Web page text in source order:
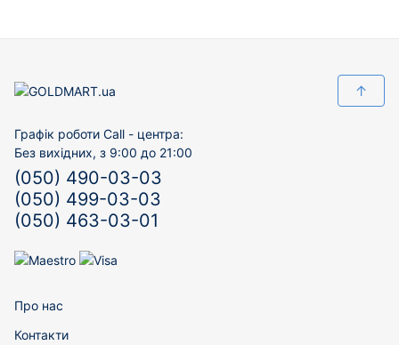
↑
Графік роботи Call - центра:
Без вихідних, з 9:00 до 21:00
(050) 490-03-03
(050) 499-03-03
(050) 463-03-01
Про нас
Контакти